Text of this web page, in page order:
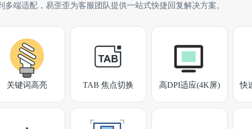
多端适配，易歪歪为客服团队提供一站式快捷回复解决方案。
关键词高亮 TAB 焦点切换 高DPI适应(4K屏) 快